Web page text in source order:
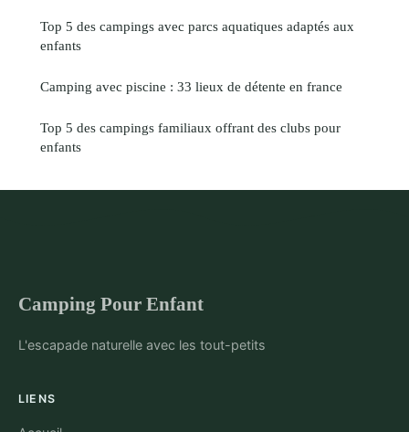
Top 5 des campings avec parcs aquatiques adaptés aux
enfants
Camping avec piscine : 33 lieux de détente en france
Top 5 des campings familiaux offrant des clubs pour
enfants
Camping Pour Enfant
L'escapade naturelle avec les tout-petits
LIENS